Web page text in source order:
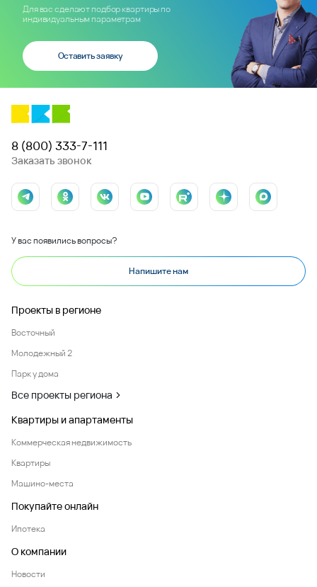
Для вас сделают подбор квартиры по
индивидуальным параметрам
Оставить заявку
8 (800) 333-7-111
Заказать звонок
У вас появились вопросы?
Напишите нам
Проекты в регионе
Восточный
Молодежный 2
Парк у дома
Все проекты региона
Квартиры и апартаменты
Коммерческая недвижимость
Квартиры
Машино-места
Покупайте онлайн
Ипотека
О компании
Новости